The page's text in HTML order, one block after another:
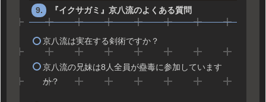
『イクサガミ』京八流のよくある質問
京八流は実在する剣術ですか？
京八流の兄妹は8人全員が蠱毒に参加しています
か？